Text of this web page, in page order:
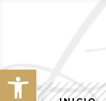
Abrir barra de